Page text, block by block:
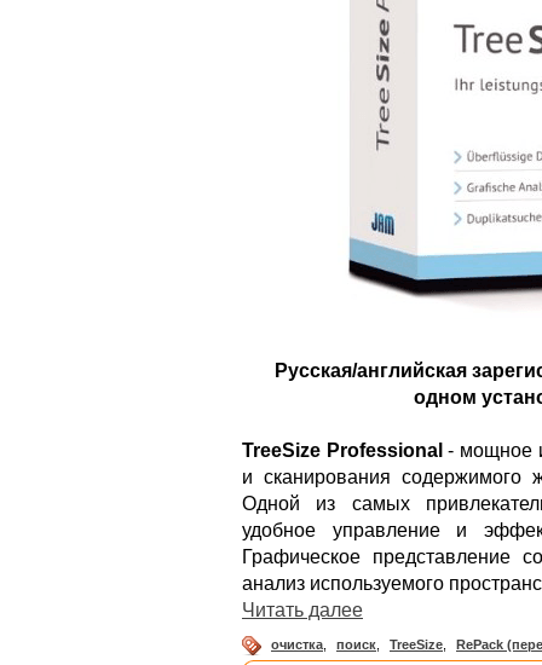
Русская/английская
одном
TreeSize Professional - мощное
и сканирования содержимого
Одной из самых
удобное управление и
Графическое представление
анализ используемого
Читать далее
очистка поиск TreeSize RePack